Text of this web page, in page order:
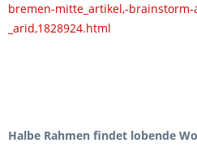
bremen-mitte_artikel,-
_arid,1828924.html
Halbe Rahmen findet lobende